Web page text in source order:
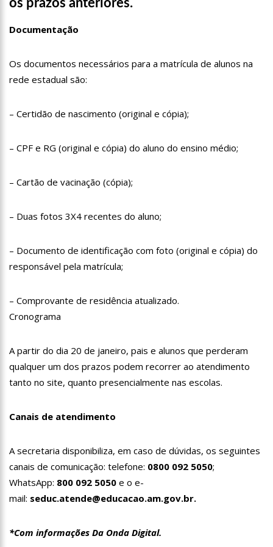
familiares e amigos que compareceram ao velório.
17:35 Omar Aziz anuncia, CPI da Covid não fará recesso.
594 doses vencidas da AstraZeneca foram aplicadas no
18:13 402 mil casos de covid-19, já ultrapassa no Amazonas e
20:57 Atenção Para O Golpe Do PIX; Polícia Faz Alerta Importante
18:53 Saiba quem é o novo amor de Flordelis. ela aparece em
Covid
vacinação contra a Covid-19 nos dias 29 e 30/6
Polícia Militar recupera veículos e detém suspeito por furto
de carro neste fim de semana
Ciências e Matemática
15:17 Vacinação em Parintins: Governador Wilson Lima antecipa
vacinação contra a Covid-19 para população acima de 22 anos
antecipada, veja mas detalhes;
15:48 Deputado confronta Amazonas Energia e defende Lei que
proíbe cortes por inadimplência
15:08 Na CPI, Omar Aziz alerta sobre pré-julgamentos no ‘Caso
14:36 Técnico de enfermagem é preso acusado de estuprar pelo
menos 3 pacientes na UPA Campos Sales
16:11
O IMF INSTITUTO em parceria com a FREMPEEI/AM promovem
encontro para microempresários, mei e comerciantes.
07:18 Lista de bilionários da Forbes ganha 20 brasileiros e tem
06:52
Cotação do Dólar Hoje – R$ 4,96
os prazos anteriores.
Documentação
Os documentos necessários para a matrícula de alunos na
rede estadual são:
– Certidão de nascimento (original e cópia);
– CPF e RG (original e cópia) do aluno do ensino médio;
– Cartão de vacinação (cópia);
– Duas fotos 3X4 recentes do aluno;
– Documento de identificação com foto (original e cópia) do
responsável pela matrícula;
– Comprovante de residência atualizado.
Cronograma
A partir do dia 20 de janeiro, pais e alunos que perderam
qualquer um dos prazos podem recorrer ao atendimento
tanto no site, quanto presencialmente nas escolas.
Canais de atendimento
A secretaria disponibiliza, em caso de dúvidas, os seguintes
canais de comunicação: telefone: 0800 092 5050;
WhatsApp: 800 092 5050 e o e-
mail: seduc.atende@educacao.am.gov.br.
*Com informações Da Onda Digital.